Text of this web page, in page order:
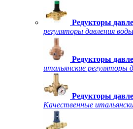
Редукторы
регуляторы давления воды
Редукторы
итальянские регуляторы
Редукторы
Качественные